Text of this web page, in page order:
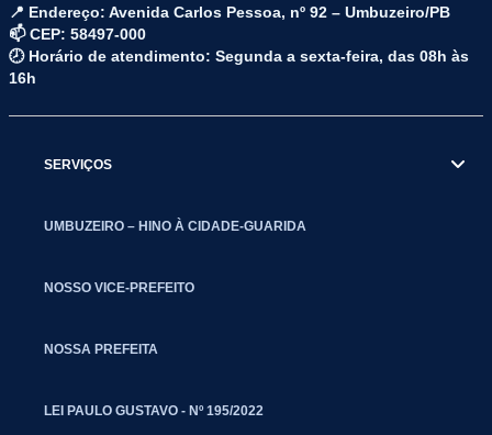
📍 Endereço: Avenida Carlos Pessoa, nº 92 – Umbuzeiro/PB
📫 CEP: 58497-000
🕗 Horário de atendimento: Segunda a sexta-feira, das 08h às
16h
SERVIÇOS
UMBUZEIRO – HINO À CIDADE-GUARIDA
NOSSO VICE-PREFEITO
NOSSA PREFEITA
LEI PAULO GUSTAVO - Nº 195/2022